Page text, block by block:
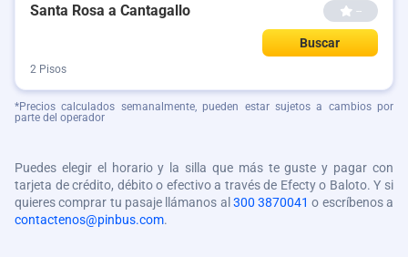
Santa Rosa a Cantagallo --
Buscar
2 Pisos
*Precios calculados semanalmente, pueden estar sujetos a cambios por
parte del operador
Puedes elegir el horario y la silla que más te guste y pagar con
tarjeta de crédito, débito o efectivo a través de Efecty o Baloto. Y si
quieres comprar tu pasaje llámanos al 300 3870041 o escríbenos a
contactenos@pinbus.com.